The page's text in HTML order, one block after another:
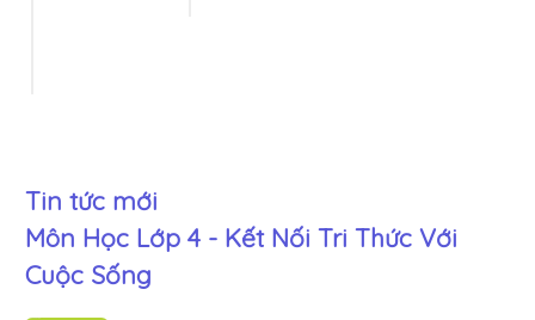
Tin tức mới
Môn Học Lớp 4 - Kết Nối Tri Thức Với
Cuộc Sống